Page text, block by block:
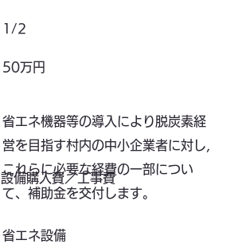
50万円
1/2
省エネ機器等の導入により脱炭素経
営を目指す村内の中小企業者に対し,
これらに必要な経費の一部につい
て、補助金を交付します。
設備購入費／工事費
省エネ設備